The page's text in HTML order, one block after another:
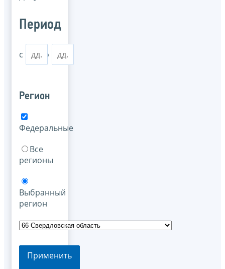
Период
с по
Регион
Федеральные
Все
регионы
Выбранный
регион
Применить